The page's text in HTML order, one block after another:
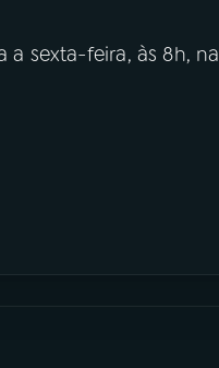
a sexta-feira, às 8h, na